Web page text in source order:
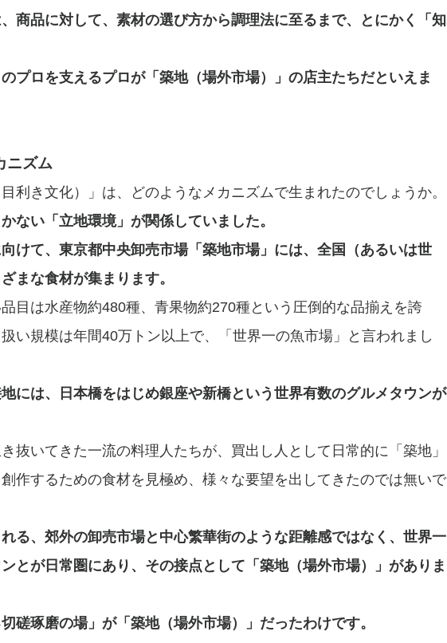
商品に対して、素材の選び方から調理法に至るまで、とにかく「知
プロを支えるプロが「築地（場外市場）」の店主たちだといえま
ニズム
利き文化）」は、どのようなメカニズムで生まれたのでしょうか。
ない「立地環境」が関係していました。
けて、東京都中央卸売市場「築地市場」には、全国（あるいは世
まな食材が集まります。
目は水産物約480種、青果物約270種という圧倒的な品揃えを誇
い規模は年間40万トン以上で、「世界一の魚市場」と言われまし
には、日本橋をはじめ銀座や新橋という世界有数のグルメタウンが
抜いてきた一流の料理人たちが、買出し人として日常的に「築地」
作するための食材を見極め、様々な要望を出してきたのでは無いで
る、郊外の卸売市場と中心繁華街のような距離感ではなく、世界一
とが日常圏にあり、その接点として「築地（場外市場）」がありま
磋琢磨の場」が「築地（場外市場）」だったわけです。